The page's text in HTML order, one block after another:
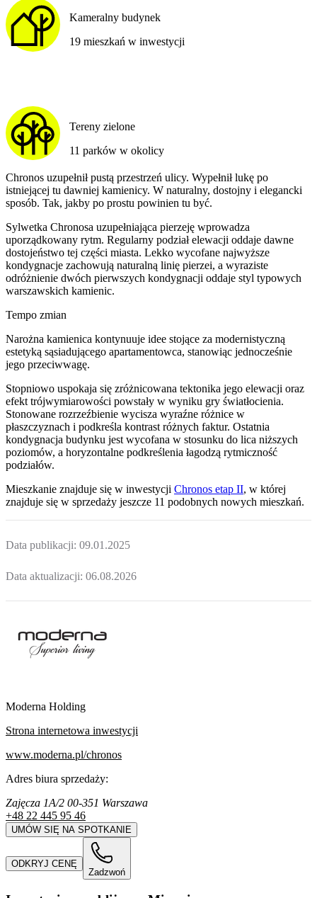
Kameralny budynek
19 mieszkań w inwestycji
Tereny zielone
11 parków w okolicy
Chronos uzupełnił pustą przestrzeń ulicy. Wypełnił lukę po
istniejącej tu dawniej kamienicy. W naturalny, dostojny i elegancki
sposób. Tak, jakby po prostu powinien tu być.
Sylwetka Chronosa uzupełniająca pierzeję wprowadza
uporządkowany rytm. Regularny podział elewacji oddaje dawne
dostojeństwo tej części miasta. Lekko wycofane najwyższe
kondygnacje zachowują naturalną linię pierzei, a wyraziste
odróżnienie dwóch pierwszych kondygnacji oddaje styl typowych
warszawskich kamienic.
Tempo zmian
Narożna kamienica kontynuuje idee stojące za modernistyczną
estetyką sąsiadującego apartamentowca, stanowiąc jednocześnie
jego przeciwwagę.
Stopniowo uspokaja się zróżnicowana tektonika jego elewacji oraz
efekt trójwymiarowości powstały w wyniku gry światłocienia.
Stonowane rozrzeźbienie wycisza wyraźne różnice w
płaszczyznach i podkreśla kontrast różnych faktur. Ostatnia
kondygnacja budynku jest wycofana w stosunku do lica niższych
poziomów, a horyzontalne podkreślenia łagodzą rytmiczność
podziałów.
Mieszkanie znajduje się w inwestycji Chronos etap II, w której
znajduje się w sprzedaży jeszcze 11 podobnych nowych mieszkań.
Data publikacji: 09.01.2025
Data aktualizacji: 06.08.2026
Moderna Holding
Strona internetowa inwestycji
www.moderna.pl/chronos
Adres biura sprzedaży:
Zajęcza 1A/2 00-351 Warszawa
+48 22 445 95 46
UMÓW SIĘ NA SPOTKANIE
ODKRYJ CENĘ
Zadzwoń